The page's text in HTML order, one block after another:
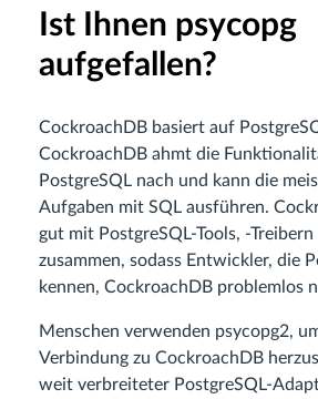
Ist Ihnen psycopg
aufgefallen?
CockroachDB basiert auf
CockroachDB ahmt die
PostgreSQL nach und kann die
Aufgaben mit SQL ausführen.
gut mit PostgreSQL-Tools, -
zusammen, sodass Entwickler, die
kennen, CockroachDB problemlos
Menschen verwenden psycopg2,
Verbindung zu CockroachDB
weit verbreiteter PostgreSQL-